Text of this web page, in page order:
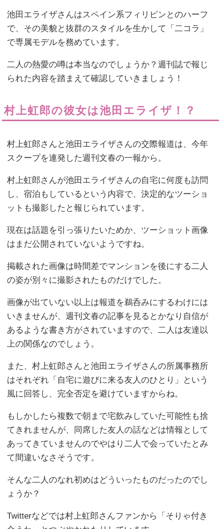
池田エライザさんはスペイン系フィリピンとのハーフ
で、その美貌と抜群のスタイルを生かして「二コラ」
で専属モデルを務めています。
二人の熱愛の噂は本当なのでしょうか？週刊誌で報じ
られた内容を踏まえて確認していきましょう！
村上虹郎の彼女は池田エライザ！？
村上虹郎さんと池田エライザさんの交際報道は、今年
スクープを連発した週刊文春の一報から。
村上虹郎さんが池田エライザさんの自宅に何度も訪問
し、宿泊もしているという内容で、決定的なツーショ
ットも撮影したと報じられています。
現在は話題を引っ張りたいためか、ツーショット画像
はまだ公開されていないようですね。
掲載された画像は時間差でマンションを後にする二人
の姿が別々に撮影されたものだけでした。
画像が出ていない以上は報道を鵜呑みにするわけには
いきませんが、週刊文春の記事を見るとかなり自信が
あるような書き方がされていますので、二人は友達以
上の関係なのでしょう。
また、村上虹郎さんと池田エライザさんの所属事務所
はそれぞれ「自宅に遊びに来る友人のひとり」という
風に回答し、完全否定を避けていますからね。
もしかしたら複数で朝まで宅飲みしていた可能性も捨
てきれませんが、同席した友人の話などは情報として
あってきていませんのでやはり二人で会っていたとみ
て間違いなさそうです。
そんな二人のなれ初めはどういったものだったのでし
ょうか？
Twitterなどでは村上虹郎さんファンから「そりゃ付き